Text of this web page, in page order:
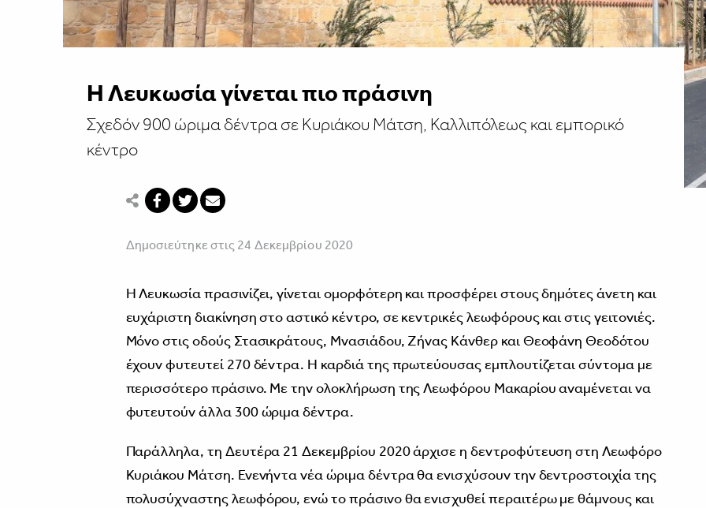
Η Λευκωσία γίνεται πιο πράσινη
Σχεδόν 900 ώριμα δέντρα σε Κυριάκου Μάτση, Καλλιπόλεως και εμπορικό
κέντρο
Δημοσιεύτηκε στις 24 Δεκεμβρίου 2020
Η Λευκωσία πρασινίζει, γίνεται ομορφότερη και προσφέρει στους δημότες άνετη και
ευχάριστη διακίνηση στο αστικό κέντρο, σε κεντρικές λεωφόρους και στις γειτονιές.
Μόνο στις οδούς Στασικράτους, Μνασιάδου, Ζήνας Κάνθερ και Θεοφάνη Θεοδότου
έχουν φυτευτεί 270 δέντρα. Η καρδιά της πρωτεύουσας εμπλουτίζεται σύντομα με
περισσότερο πράσινο. Με την ολοκλήρωση της Λεωφόρου Μακαρίου αναμένεται να
φυτευτούν άλλα 300 ώριμα δέντρα.
Παράλληλα, τη Δευτέρα 21 Δεκεμβρίου 2020 άρχισε η δεντροφύτευση στη Λεωφόρο
Κυριάκου Μάτση. Ενενήντα νέα ώριμα δέντρα θα ενισχύσουν την δεντροστοιχία της
πολυσύχναστης λεωφόρου, ενώ το πράσινο θα ενισχυθεί περαιτέρω με θάμνους και